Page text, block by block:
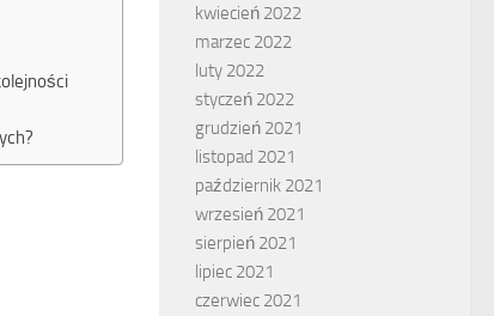
kwiecień 2022
marzec 2022
luty 2022
styczeń 2022
grudzień 2021
listopad 2021
październik 2021
wrzesień 2021
sierpień 2021
lipiec 2021
czerwiec 2021